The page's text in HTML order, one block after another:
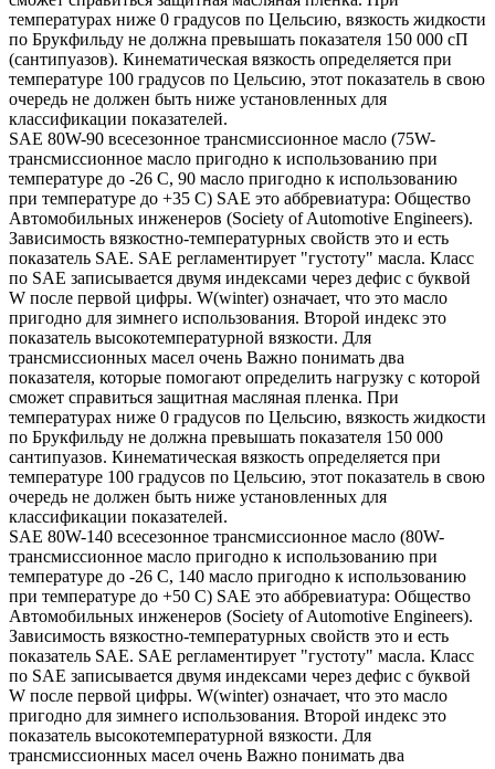
температурах ниже 0 градусов по Цельсию, вязкость жидкости
по Брукфильду не должна превышать показателя 150 000 сП
(сантипуазов). Кинематическая вязкость определяется при
температуре 100 градусов по Цельсию, этот показатель в свою
очередь не должен быть ниже установленных для
классификации показателей.
SAE 80W-90 всесезонное трансмиссионное масло (75W-
трансмиссионное масло пригодно к использованию при
температуре до -26 С, 90 масло пригодно к использованию
при температуре до +35 С) SAE это аббревиатура: Общество
Автомобильных инженеров (Society of Automotive Engineers).
Зависимость вязкостно-температурных свойств это и есть
показатель SAE. SAE регламентирует "густоту" масла. Класс
по SAE записывается двумя индексами через дефис с буквой
W после первой цифры. W(winter) означает, что это масло
пригодно для зимнего использования. Второй индекс это
показатель высокотемпературной вязкости. Для
трансмиссионных масел очень Важно понимать два
показателя, которые помогают определить нагрузку с которой
сможет справиться защитная масляная пленка. При
температурах ниже 0 градусов по Цельсию, вязкость жидкости
по Брукфильду не должна превышать показателя 150 000
сантипуазов. Кинематическая вязкость определяется при
температуре 100 градусов по Цельсию, этот показатель в свою
очередь не должен быть ниже установленных для
классификации показателей.
SAE 80W-140 всесезонное трансмиссионное масло (80W-
трансмиссионное масло пригодно к использованию при
температуре до -26 С, 140 масло пригодно к использованию
при температуре до +50 С) SAE это аббревиатура: Общество
Автомобильных инженеров (Society of Automotive Engineers).
Зависимость вязкостно-температурных свойств это и есть
показатель SAE. SAE регламентирует "густоту" масла. Класс
по SAE записывается двумя индексами через дефис с буквой
W после первой цифры. W(winter) означает, что это масло
пригодно для зимнего использования. Второй индекс это
показатель высокотемпературной вязкости. Для
трансмиссионных масел очень Важно понимать два